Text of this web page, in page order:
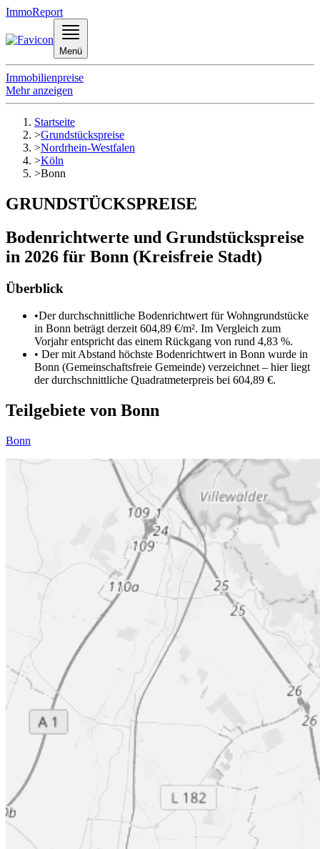
ImmoReport
Menü
Immobilienpreise
Mehr anzeigen
Startseite
>Grundstückspreise
>Nordrhein-Westfalen
>Köln
>Bonn
GRUNDSTÜCKSPREISE
Bodenrichtwerte und Grundstückspreise
in 2026 für Bonn (Kreisfreie Stadt)
Überblick
•Der durchschnittliche Bodenrichtwert für Wohngrundstücke
in Bonn beträgt derzeit 604,89 €/m². Im Vergleich zum
Vorjahr entspricht das einem Rückgang von rund 4,83 %.
• Der mit Abstand höchste Bodenrichtwert in Bonn wurde in
Bonn (Gemeinschaftsfreie Gemeinde) verzeichnet – hier liegt
der durchschnittliche Quadratmeterpreis bei 604,89 €.
Teilgebiete von Bonn
Bonn